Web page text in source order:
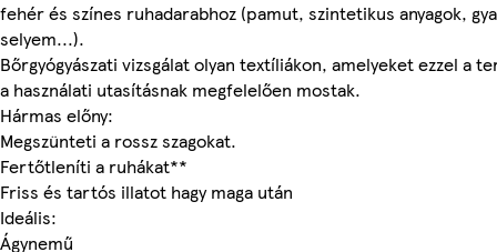
fehér és színes ruhadarabhoz (pamut, szintetikus anyagok,
selyem...).
Bőrgyógyászati vizsgálat olyan textíliákon, amelyeket ezzel a
a használati utasításnak megfelelően mostak.
Hármas előny:
Megszünteti a rossz szagokat.
Fertőtleníti a ruhákat**
Friss és tartós illatot hagy maga után
Ideális:
Ágynemű